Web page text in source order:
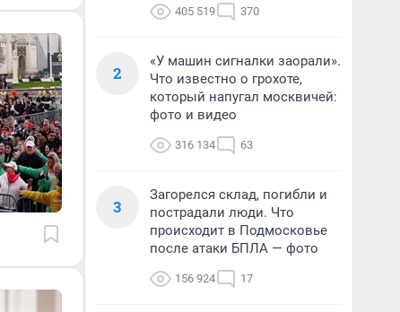
405 519 370
2
«У машин сигналки заорали».
Что известно о грохоте,
который напугал москвичей:
фото и видео
316 134 63
3
Загорелся склад, погибли и
пострадали люди. Что
происходит в Подмосковье
после атаки БПЛА — фото
156 924 17